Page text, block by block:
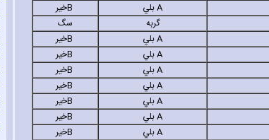
Aبلي Bخير
گربه
سگ
Aبلي Bخير
Aبلي Bخير
Aبلي Bخير
Aبلي Bخير
Aبلي Bخير
Aبلي Bخير
Aبلي Bخير